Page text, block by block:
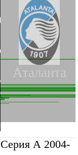
Аталанта
2005
Серия А 2004-